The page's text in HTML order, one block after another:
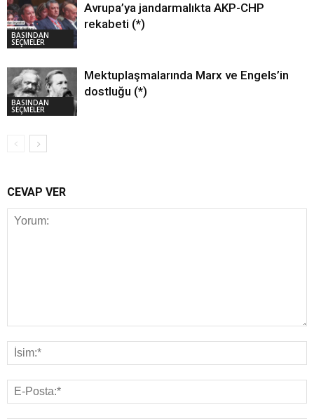
BASINDAN
SEÇMELER
Avrupa’ya jandarmalıkta AKP-CHP
rekabeti (*)
BASINDAN
SEÇMELER
Mektuplaşmalarında Marx ve Engels’in
dostluğu (*)
CEVAP VER